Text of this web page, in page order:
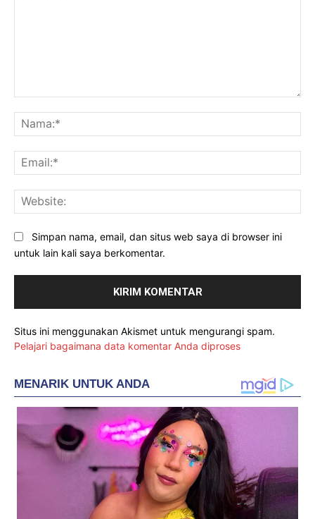
Simpan nama, email, dan situs web saya di browser ini
untuk lain kali saya berkomentar.
Situs ini menggunakan Akismet untuk mengurangi spam.
Pelajari bagaimana data komentar Anda diproses